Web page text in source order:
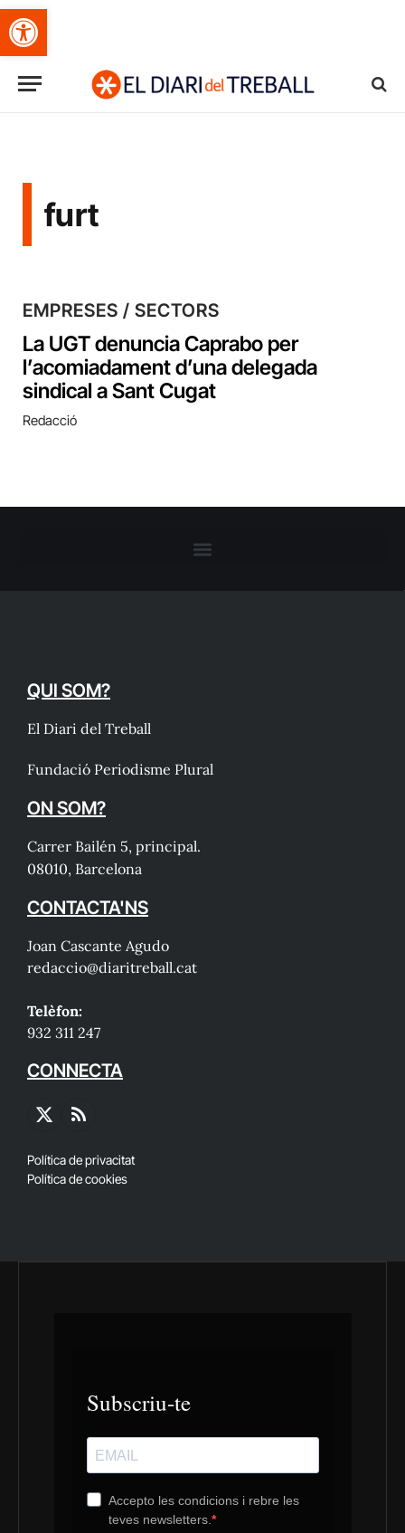
Obre la barra d'eines
furt
EMPRESES / SECTORS
La UGT denuncia Caprabo per
l’acomiadament d’una delegada
sindical a Sant Cugat
Redacció
QUI SOM?
El Diari del Treball
Fundació Periodisme Plural
ON SOM?
Carrer Bailén 5, principal.
08010, Barcelona
CONTACTA'NS
Joan Cascante Agudo
redaccio@diaritreball.cat
Telèfon:
932 311 247
CONNECTA
X
RSS
Política de privacitat
Política de cookies